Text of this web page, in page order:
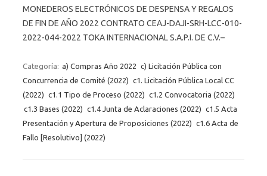
MONEDEROS ELECTRÓNICOS DE DESPENSA Y REGALOS
DE FIN DE AÑO 2022 CONTRATO CEAJ-DAJI-SRH-LCC-010-
2022-044-2022 TOKA INTERNACIONAL S.A.P.I. DE C.V.–
Categoría: a) Compras Año 2022 c) Licitación Pública con
Concurrencia de Comité (2022) c1. Licitación Pública Local CC
(2022) c1.1 Tipo de Proceso (2022) c1.2 Convocatoria (2022)
c1.3 Bases (2022) c1.4 Junta de Aclaraciones (2022) c1.5 Acta
Presentación y Apertura de Proposiciones (2022) c1.6 Acta de
Fallo [Resolutivo] (2022)